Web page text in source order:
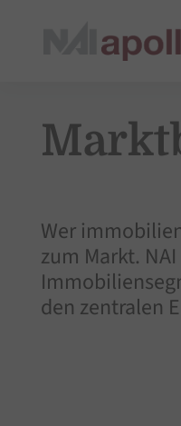
Wer
zum Markt.
den zentralen